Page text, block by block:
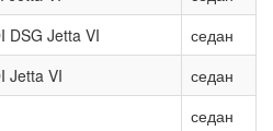
DSG Jetta VI
седан
Jetta VI
седан
седан